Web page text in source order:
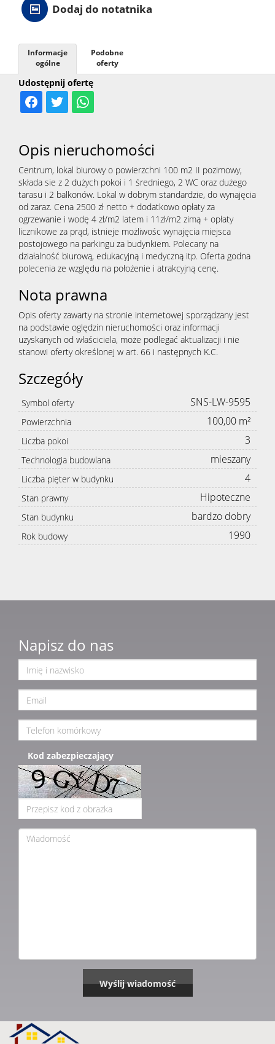
Dodaj do notatnika
Udostępnij ofertę
Informacje
ogólne
Podobne
oferty
Opis nieruchomości
Centrum, lokal biurowy o powierzchni 100 m2 II pozimowy,
składa sie z 2 dużych pokoi i 1 średniego, 2 WC oraz dużego
tarasu i 2 balkonów. Lokal w dobrym standardzie, do wynajęcia
od zaraz. Cena 2500 zł netto + dodatkowo opłaty za
ogrzewanie i wodę 4 zł/m2 latem i 11zł/m2 zimą + opłaty
licznikowe za prąd, istnieje możliwośc wynajęcia miejsca
postojowego na parkingu za budynkiem. Polecany na
działalność biurową, edukacyjną i medyczną itp. Oferta godna
polecenia ze względu na położenie i atrakcyjną cenę.
Nota prawna
Opis oferty zawarty na stronie internetowej sporządzany jest
na podstawie oględzin nieruchomości oraz informacji
uzyskanych od właściciela, może podlegać aktualizacji i nie
stanowi oferty określonej w art. 66 i następnych K.C.
Szczegóły
Symbol oferty SNS-LW-9595
Powierzchnia 100,00 m²
Liczba pokoi 3
Technologia budowlana mieszany
Liczba pięter w budynku 4
Stan prawny Hipoteczne
Stan budynku bardzo dobry
Rok budowy 1990
Napisz do nas
Kod zabezpieczający